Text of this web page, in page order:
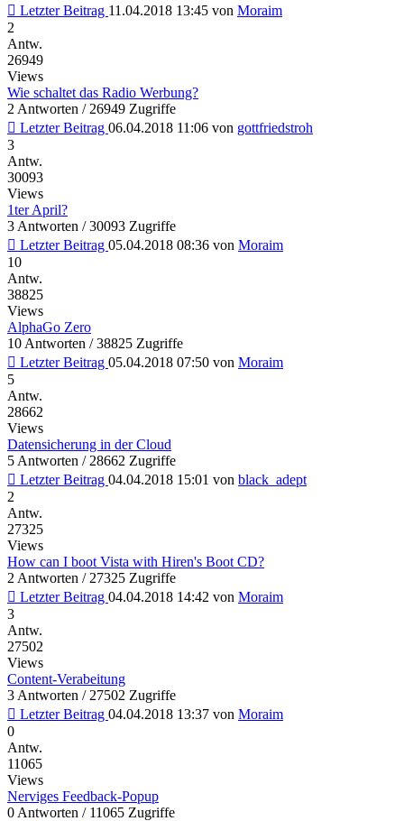
Letzter Beitrag 11.04.2018 13:45 von Moraim
2
Antw.
26949
Views
Wie schaltet das Radio Werbung?
2 Antworten / 26949 Zugriffe
Letzter Beitrag 06.04.2018 11:06 von gottfriedstroh
3
Antw.
30093
Views
1ter April?
3 Antworten / 30093 Zugriffe
Letzter Beitrag 05.04.2018 08:36 von Moraim
10
Antw.
38825
Views
AlphaGo Zero
10 Antworten / 38825 Zugriffe
Letzter Beitrag 05.04.2018 07:50 von Moraim
5
Antw.
28662
Views
Datensicherung in der Cloud
5 Antworten / 28662 Zugriffe
Letzter Beitrag 04.04.2018 15:01 von black_adept
2
Antw.
27325
Views
How can I boot Vista with Hiren's Boot CD?
2 Antworten / 27325 Zugriffe
Letzter Beitrag 04.04.2018 14:42 von Moraim
3
Antw.
27502
Views
Content-Verabeitung
3 Antworten / 27502 Zugriffe
Letzter Beitrag 04.04.2018 13:37 von Moraim
0
Antw.
11065
Views
Nerviges Feedback-Popup
0 Antworten / 11065 Zugriffe